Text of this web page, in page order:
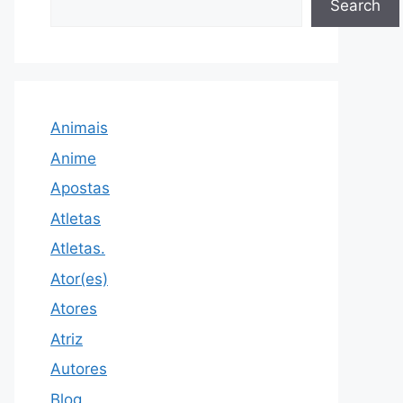
Search
Animais
Anime
Apostas
Atletas
Atletas.
Ator(es)
Atores
Atriz
Autores
Blog